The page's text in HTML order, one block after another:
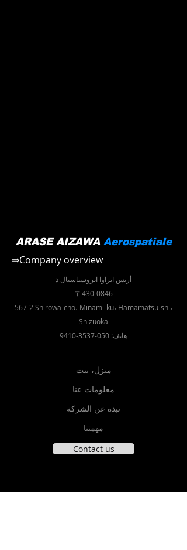
ARASE AIZAWA Aerospatiale
⇒Company overview
أريس ايزاوا ايروسباسيال ذ
〒430-0846
567-2 Shirowa-cho، Minami-ku، Hamamatsu-shi،
Shizuoka
هاتف: 050-3537-9410
منزل، بيت
معلومات عنا
نبذة عن الشركة
مهمتنا
Contact us